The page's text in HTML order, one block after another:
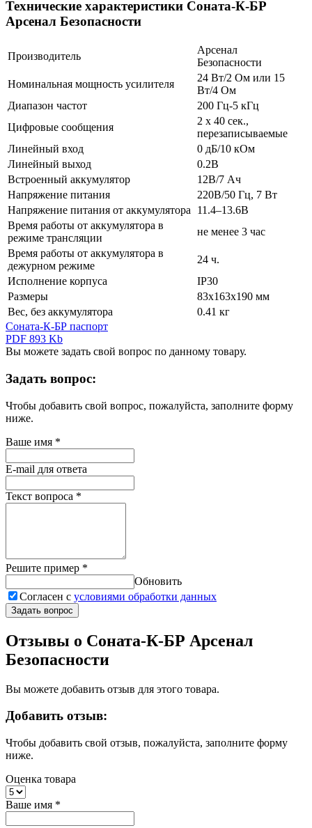
Технические характеристики Соната-К-БР
Арсенал Безопасности
Производитель
Арсенал
Безопасности
Номинальная мощность усилителя
24 Вт/2 Ом или 15
Вт/4 Ом
Диапазон частот
200 Гц-5 кГц
Цифровые сообщения
2 х 40 сек.,
перезаписываемые
Линейный вход
0 дБ/10 кОм
Линейный выход
0.2В
Встроенный аккумулятор
12В/7 Ач
Напряжение питания
220В/50 Гц, 7 Вт
Напряжение питания от аккумулятора
11.4–13.6В
Время работы от аккумулятора в
режиме трансляции
не менее 3 час
Время работы от аккумулятора в
дежурном режиме
24 ч.
Исполнение корпуса
IP30
Размеры
83х163х190 мм
Вес, без аккумулятора
0.41 кг
Соната-К-БР паспорт
PDF 893 Kb
Вы можете задать свой вопрос по данному товару.
Задать вопрос:
Чтобы добавить свой вопрос, пожалуйста, заполните форму
ниже.
Ваше имя *
E-mail для ответа
Текст вопроса *
Решите пример *
Обновить
Согласен с условиями обработки данных
Задать вопрос
Отзывы о Соната-К-БР Арсенал
Безопасности
Вы можете добавить отзыв для этого товара.
Добавить отзыв:
Чтобы добавить свой отзыв, пожалуйста, заполните форму
ниже.
Оценка товара
Ваше имя *